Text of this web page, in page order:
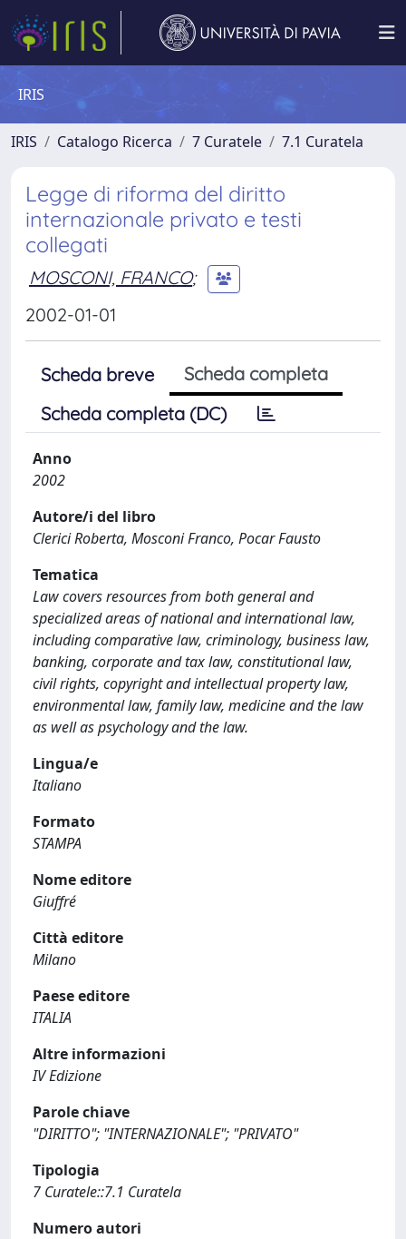
IRIS
IRIS Catalogo Ricerca 7 Curatele 7.1 Curatela
Legge di riforma del diritto
internazionale privato e testi
collegati
MOSCONI, FRANCO;
2002-01-01
Scheda breve
Scheda completa
Scheda completa (DC)
Anno
2002
Autore/i del libro
Clerici Roberta, Mosconi Franco, Pocar Fausto
Tematica
Law covers resources from both general and
specialized areas of national and international law,
including comparative law, criminology, business law,
banking, corporate and tax law, constitutional law,
civil rights, copyright and intellectual property law,
environmental law, family law, medicine and the law
as well as psychology and the law.
Lingua/e
Italiano
Formato
STAMPA
Nome editore
Giuffré
Città editore
Milano
Paese editore
ITALIA
Altre informazioni
IV Edizione
Parole chiave
"DIRITTO"; "INTERNAZIONALE"; "PRIVATO"
Tipologia
7 Curatele::7.1 Curatela
Numero autori